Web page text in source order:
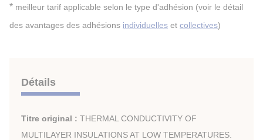
* meilleur tarif applicable selon le type d'adhésion (voir le détail
des avantages des adhésions individuelles et collectives)
Détails
Titre original : THERMAL CONDUCTIVITY OF
MULTILAYER INSULATIONS AT LOW TEMPERATURES.